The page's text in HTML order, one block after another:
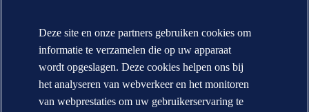
Annual reports
CONTACT:
Contacteer DNV
Office Locator
Deze site en onze partners gebruiken cookies om
informatie te verzamelen die op uw apparaat
wordt opgeslagen. Deze cookies helpen ons bij
het analyseren van webverkeer en het monitoren
van webprestaties om uw gebruikerservaring te